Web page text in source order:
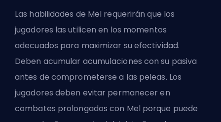
Las habilidades de Mel requerirán que los
jugadores las utilicen en los momentos
adecuados para maximizar su efectividad.
Deben acumular acumulaciones con su pasiva
antes de comprometerse a las peleas. Los
jugadores deben evitar permanecer en
combates prolongados con Mel porque puede